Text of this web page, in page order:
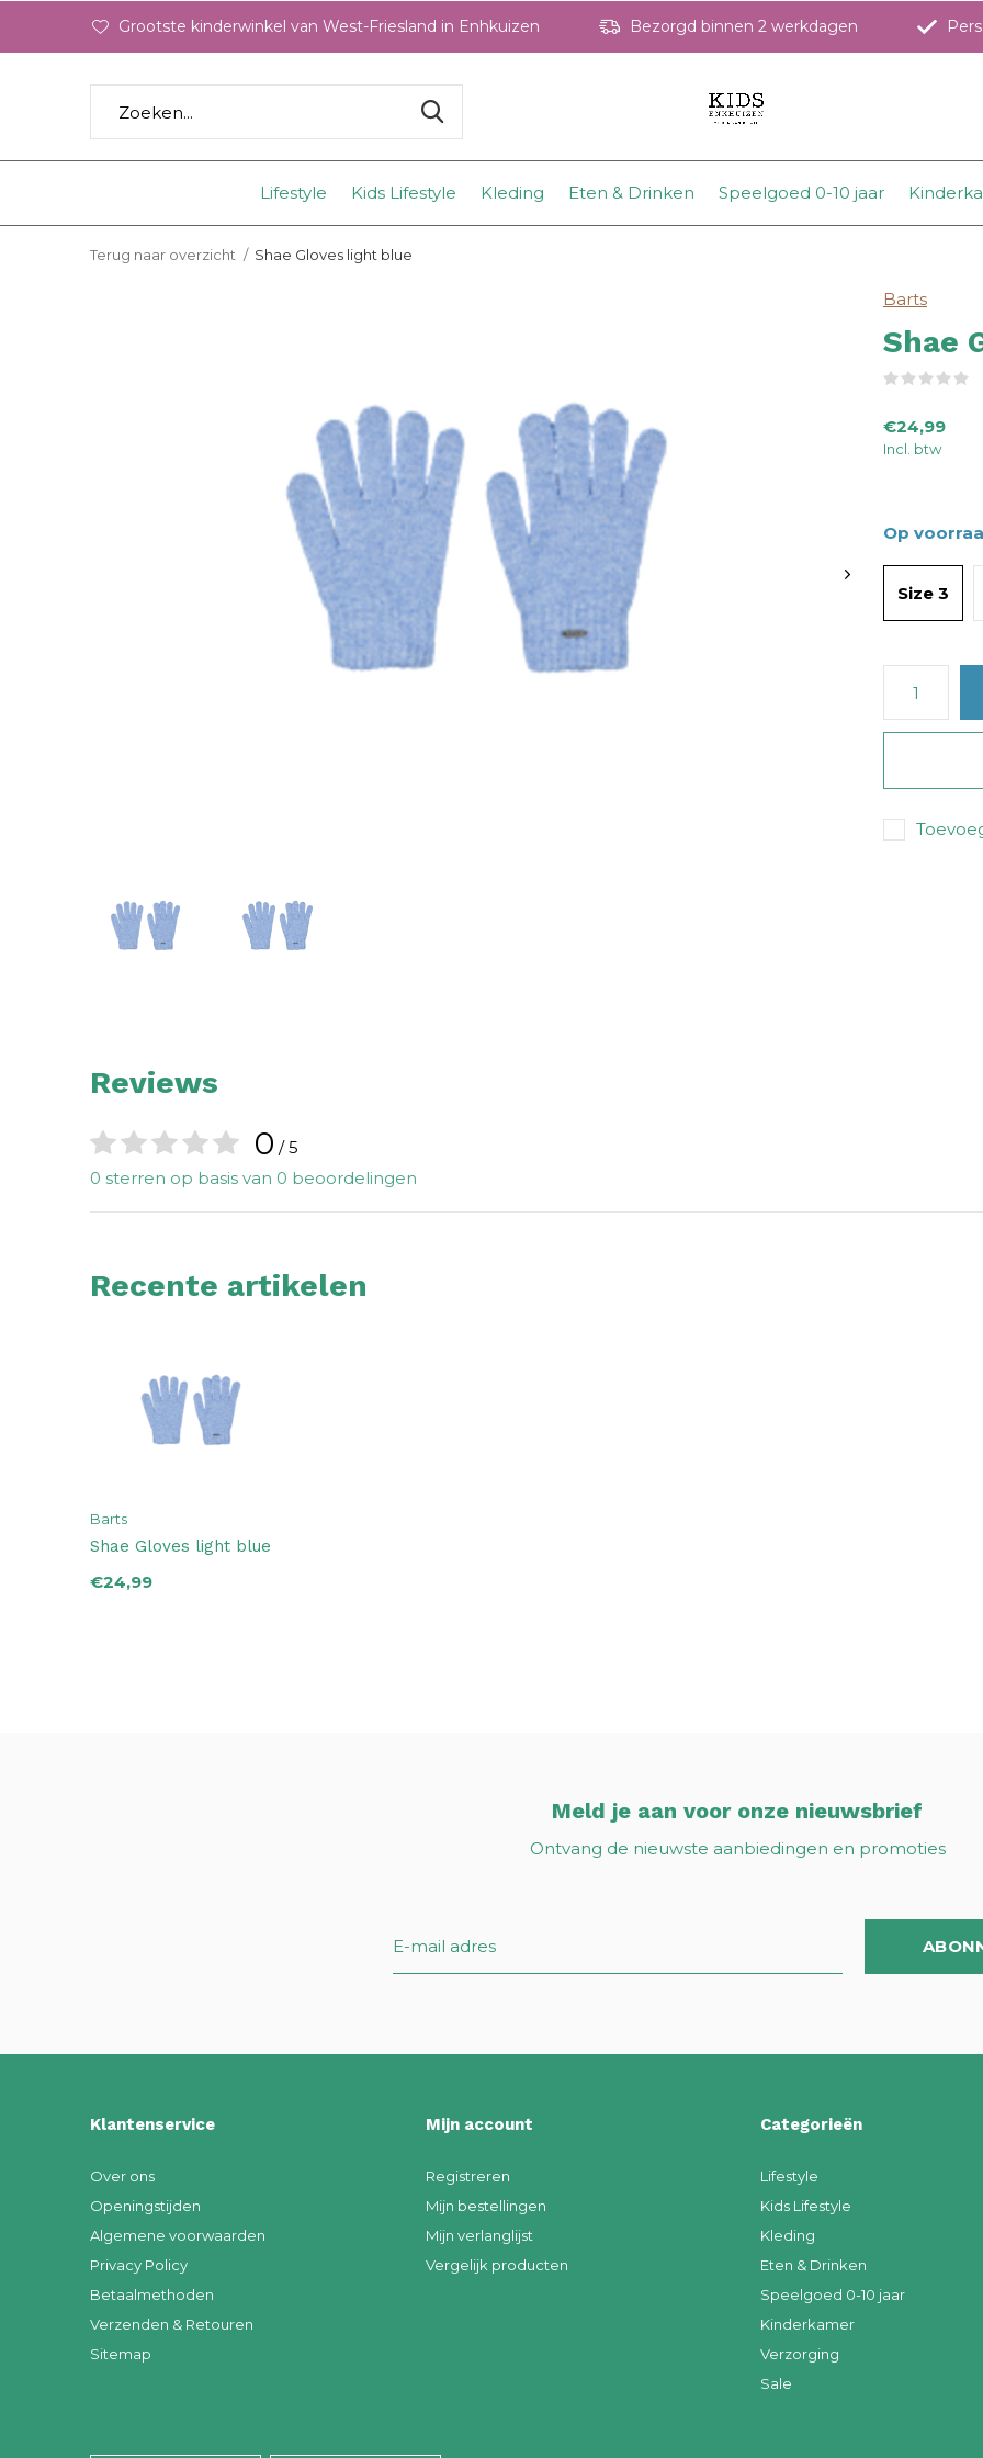
Lifestyle Kids Lifestyle Kleding Eten & Drinken Speelgoed 0-10 jaar
Grootste kinderwinkel van West-Friesland in Enhkuizen Bezorgd binnen 2 werkdagen
Terug naar overzicht Shae Gloves light blue
Barts
Shae
€24,99
Incl. btw
Op
Size 3
Reviews
0 / 5
0 sterren op basis van 0 beoordelingen
Recente artikelen
Barts
Shae Gloves light blue
€24,99
Meld je aan voor onze nieuwsbrief
Ontvang de nieuwste aanbiedingen en promoties
Klantenservice
Over ons
Openingstijden
Algemene voorwaarden
Privacy Policy
Betaalmethoden
Verzenden & Retouren
Sitemap
Mijn account
Registreren
Mijn bestellingen
Mijn verlanglijst
Vergelijk producten
Categorieën
Lifestyle
Kids Lifestyle
Kleding
Eten & Drinken
Speelgoed 0-10 jaar
Kinderkamer
Verzorging
Sale